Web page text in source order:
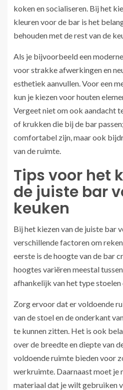
koken en socialiseren. Bij het
kleuren voor de bar is het
behouden met de rest van de
Als je bijvoorbeeld een
voor strakke afwerkingen en
esthetiek aanvullen. Voor een
kun je kiezen voor houten
Vergeet niet om ook aandacht
of krukken die bij de bar
comfortabel zijn, maar ook
van de ruimte.
Tips voor het
de juiste bar
keuken
Bij het kiezen van de juiste bar
verschillende factoren om
eerste is de hoogte van de bar
hoogtes variëren meestal
afhankelijk van het type
Zorg ervoor dat er voldoende
van de stoel en de onderkant
te kunnen zitten. Het is ook
over de breedte en diepte van
voldoende ruimte bieden voor
werkruimte. Daarnaast moet je
materiaal dat je wilt gebruiken